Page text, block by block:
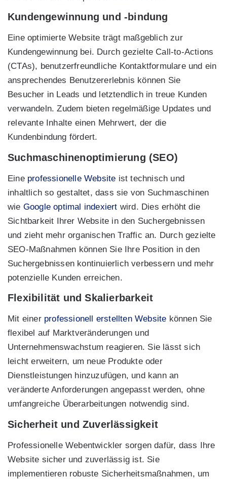
Kundengewinnung und -bindung
Eine optimierte Website trägt maßgeblich zur
Kundengewinnung bei. Durch gezielte Call-to-Actions
(CTAs), benutzerfreundliche Kontaktformulare und ein
ansprechendes Benutzererlebnis können Sie
Besucher in Leads und letztendlich in treue Kunden
verwandeln. Zudem bieten regelmäßige Updates und
relevante Inhalte einen Mehrwert, der die
Kundenbindung fördert.
Suchmaschinenoptimierung (SEO)
Eineprofessionelle Website ist technisch und
inhaltlich so gestaltet, dass sie von Suchmaschinen
wie Google optimal indexiert wird. Dies erhöht die
Sichtbarkeit Ihrer Website in den Suchergebnissen
und zieht mehr organischen Traffic an. Durch gezielte
SEO-Maßnahmen können Sie Ihre Position in den
Suchergebnissen kontinuierlich verbessern und mehr
potenzielle Kunden erreichen.
Flexibilität und Skalierbarkeit
Mit einer professionell erstellten Website können Sie
flexibel auf Marktveränderungen und
Unternehmenswachstum reagieren. Sie lässt sich
leicht erweitern, um neue Produkte oder
Dienstleistungen hinzuzufügen, und kann an
veränderte Anforderungen angepasst werden, ohne
umfangreiche Überarbeitungen notwendig sind.
Sicherheit und Zuverlässigkeit
Professionelle Webentwickler sorgen dafür, dass Ihre
Website sicher und zuverlässig ist. Sie
implementieren robuste Sicherheitsmaßnahmen, um